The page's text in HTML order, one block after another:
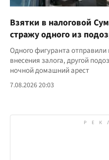
Взятки в налоговой
стражу одного из
Одного фигуранта
внесения залога, другой
ночной домашний арест
7.08.2026 20:03